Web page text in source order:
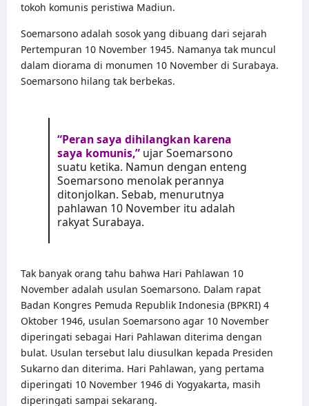
tokoh komunis peristiwa Madiun.
Soemarsono adalah sosok yang dibuang dari sejarah
Pertempuran 10 November 1945. Namanya tak muncul
dalam diorama di monumen 10 November di Surabaya.
Soemarsono hilang tak berbekas.
“Peran saya dihilangkan karena
saya komunis,”ujar Soemarsono
suatu ketika. Namun dengan enteng
Soemarsono menolak perannya
ditonjolkan. Sebab, menurutnya
pahlawan 10 November itu adalah
rakyat Surabaya.
Tak banyak orang tahu bahwa Hari Pahlawan 10
November adalah usulan Soemarsono. Dalam rapat
Badan Kongres Pemuda Republik Indonesia (BPKRI) 4
Oktober 1946, usulan Soemarsono agar 10 November
diperingati sebagai Hari Pahlawan diterima dengan
bulat. Usulan tersebut lalu diusulkan kepada Presiden
Sukarno dan diterima. Hari Pahlawan, yang pertama
diperingati 10 November 1946 di Yogyakarta, masih
diperingati sampai sekarang.